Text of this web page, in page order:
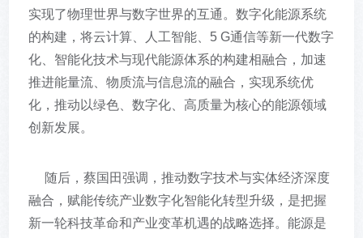
实现了物理世界与数字世界的互通。数字化能源系统
的构建，将云计算、人工智能、5 G通信等新一代数字
化、智能化技术与现代能源体系的构建相融合，加速
推进能量流、物质流与信息流的融合，实现系统优
化，推动以绿色、数字化、高质量为核心的能源领域
创新发展。
随后，蔡国田强调，推动数字技术与实体经济深度
融合，赋能传统产业数字化智能化转型升级，是把握
新一轮科技革命和产业变革机遇的战略选择。能源是